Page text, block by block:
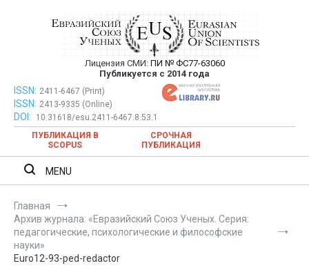
Евразийский Союз Ученых —
публикация научных статей в
ежемесячном научном журнале
Лицензия СМИ: ПИ № ФС77-63060
Публикуется с 2014 года
Евразийский Союз Ученых — публикация научных статей в
ежемесячном научном журнале
ISSN: 2411-6467 (Print)
ISSN: 2413-9335 (Online)
DOI:
10.31618/esu.2411-6467.8.53.1
ПУБЛИКАЦИЯ В
SCOPUS
СРОЧНАЯ
ПУБЛИКАЦИЯ
MENU
Главная
Архив журнала: «Евразийский Союз Ученых. Серия:
педагогические, психологические и философские
науки»
Euro12-93-ped-redactor